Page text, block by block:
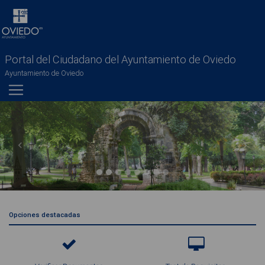
Portal del Ciudadano del Ayuntamiento de Oviedo
Ayuntamiento de Oviedo
Previous Next
Opciones destacadas